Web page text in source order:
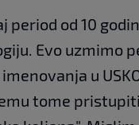
period od 10
Evo uzmimo
u
tome